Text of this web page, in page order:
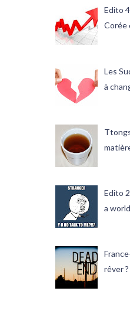
Edito 4
Corée
Les
à
Edito
a
rêver ?